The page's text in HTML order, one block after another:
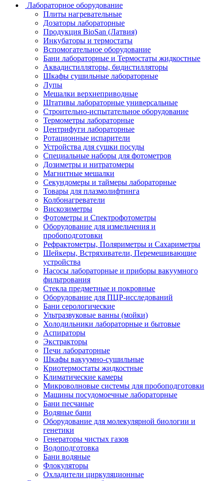
Лабораторное оборудование
Плиты нагревательные
Дозаторы лабораторные
Продукция BioSan (Латвия)
Инкубаторы и термостаты
Вспомогательное оборудование
Бани лабораторные и Термостаты жидкостные
Аквадистилляторы, бидистилляторы
Шкафы сушильные лабораторные
Лупы
Мешалки верхнеприводные
Штативы лабораторные универсальные
Строительно-испытательное оборудование
Термометры лабораторные
Центрифуги лабораторные
Ротационные испарители
Устройства для сушки посуды
Специальные наборы для фотометров
Дозиметры и нитратомеры
Магнитные мешалки
Секундомеры и таймеры лабораторные
Товары для плазмолифтинга
Колбонагреватели
Вискозиметры
Фотометры и Спектрофотометры
Оборудование для измельчения и
пробоподготовки
Рефрактометры, Поляриметры и Сахариметры
Шейкеры, Встряхиватели, Перемешивающие
устройства
Насосы лабораторные и приборы вакуумного
фильтрования
Стекла предметные и покровные
Оборудование для ПЦР-исследований
Бани серологические
Ультразвуковые ванны (мойки)
Холодильники лабораторные и бытовые
Аспираторы
Экстракторы
Печи лабораторные
Шкафы вакуумно-сушильные
Криотермостаты жидкостные
Климатические камеры
Микроволновые системы для пробоподготовки
Машины посудомоечные лабораторные
Бани песчаные
Водяные бани
Оборудование для молекулярной биологии и
генетики
Генераторы чистых газов
Водоподготовка
Бани водяные
Флокуляторы
Охладители циркуляционные